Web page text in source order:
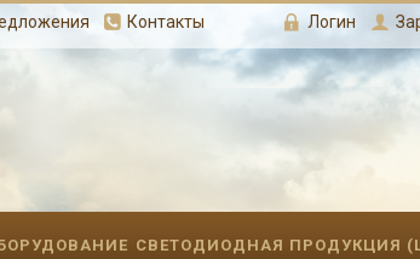
Контакты Логин
СВЕТОДИОДНАЯ ПРОДУКЦИЯ